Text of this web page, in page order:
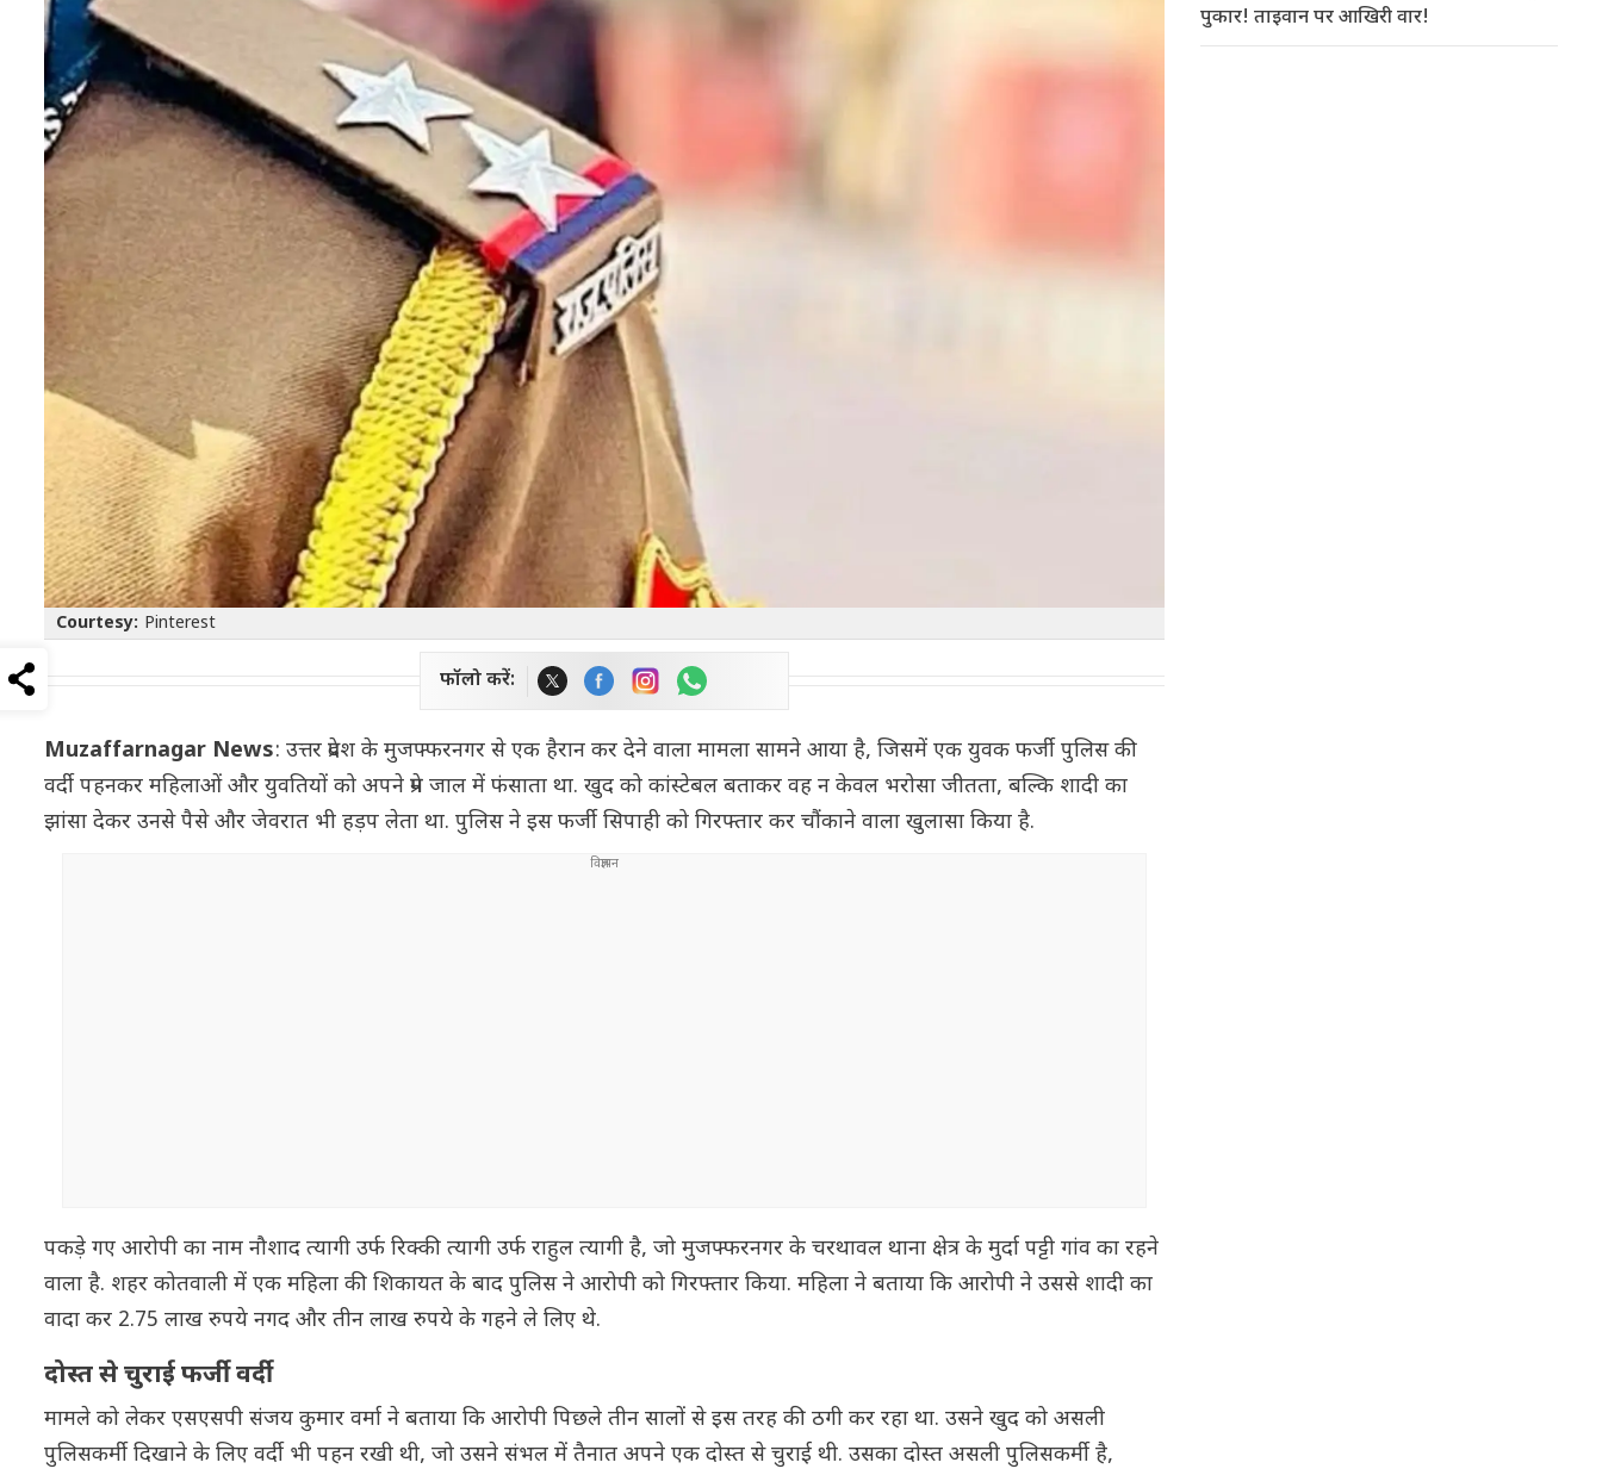
Courtesy: Pinterest
फॉलो करें:
Muzaffarnagar News: उत्तर प्रदेश के मुजफ्फरनगर से एक हैरान कर देने वाला मामला सामने आया है, जिसमें एक युवक फर्जी पुलिस की
वर्दी पहनकर महिलाओं और युवतियों को अपने प्रेम जाल में फंसाता था. खुद को कांस्टेबल बताकर वह न केवल भरोसा जीतता, बल्कि शादी का
झांसा देकर उनसे पैसे और जेवरात भी हड़प लेता था. पुलिस ने इस फर्जी सिपाही को गिरफ्तार कर चौंकाने वाला खुलासा किया है.
पकड़े गए आरोपी का नाम नौशाद त्यागी उर्फ रिक्की त्यागी उर्फ राहुल त्यागी है, जो मुजफ्फरनगर के चरथावल थाना क्षेत्र के मुर्दा पट्टी गांव का रहने
वाला है. शहर कोतवाली में एक महिला की शिकायत के बाद पुलिस ने आरोपी को गिरफ्तार किया. महिला ने बताया कि आरोपी ने उससे शादी का
वादा कर 2.75 लाख रुपये नगद और तीन लाख रुपये के गहने ले लिए थे.
दोस्त से चुराई फर्जी वर्दी
मामले को लेकर एसएसपी संजय कुमार वर्मा ने बताया कि आरोपी पिछले तीन सालों से इस तरह की ठगी कर रहा था. उसने खुद को असली
पुलिसकर्मी दिखाने के लिए वर्दी भी पहन रखी थी, जो उसने संभल में तैनात अपने एक दोस्त से चुराई थी. उसका दोस्त असली पुलिसकर्मी है,
पुकार! ताइवान पर आखिरी वार!